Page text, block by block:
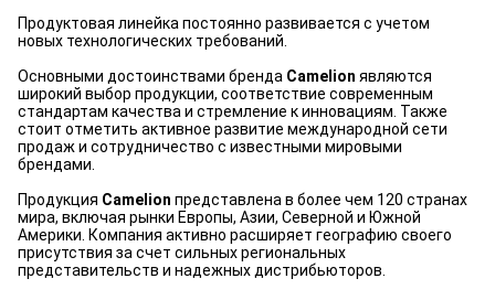
Продуктовая линейка постоянно развивается с учетом
новых технологических требований.
Основными достоинствами бренда Camelion являются
широкий выбор продукции, соответствие современным
стандартам качества и стремление к инновациям. Также
стоит отметить активное развитие международной сети
продаж и сотрудничество с известными мировыми
брендами.
Продукция Camelion представлена в более чем 120 странах
мира, включая рынки Европы, Азии, Северной и Южной
Америки. Компания активно расширяет географию своего
присутствия за счет сильных региональных
представительств и надежных дистрибьюторов.